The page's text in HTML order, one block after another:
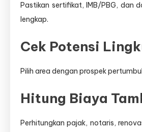
Pastikan sertifikat, IMB/PBG, dan
lengkap.
Cek Potensi
Pilih area dengan prospek
Hitung Biaya
Perhitungkan pajak, notaris,